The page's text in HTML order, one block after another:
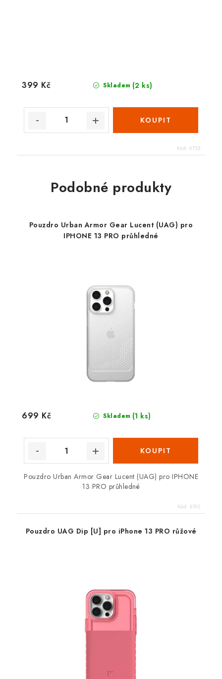
Skladem (2 ks)
399 Kč
Kód: 6735
Podobné produkty
Pouzdro Urban Armor Gear Lucent (UAG) pro
IPHONE 13 PRO průhledné
Skladem (1 ks)
699 Kč
Pouzdro Urban Armor Gear Lucent (UAG) pro IPHONE
13 PRO průhledné
Kód: 6192
Pouzdro UAG Dip [U] pro iPhone 13 PRO růžové